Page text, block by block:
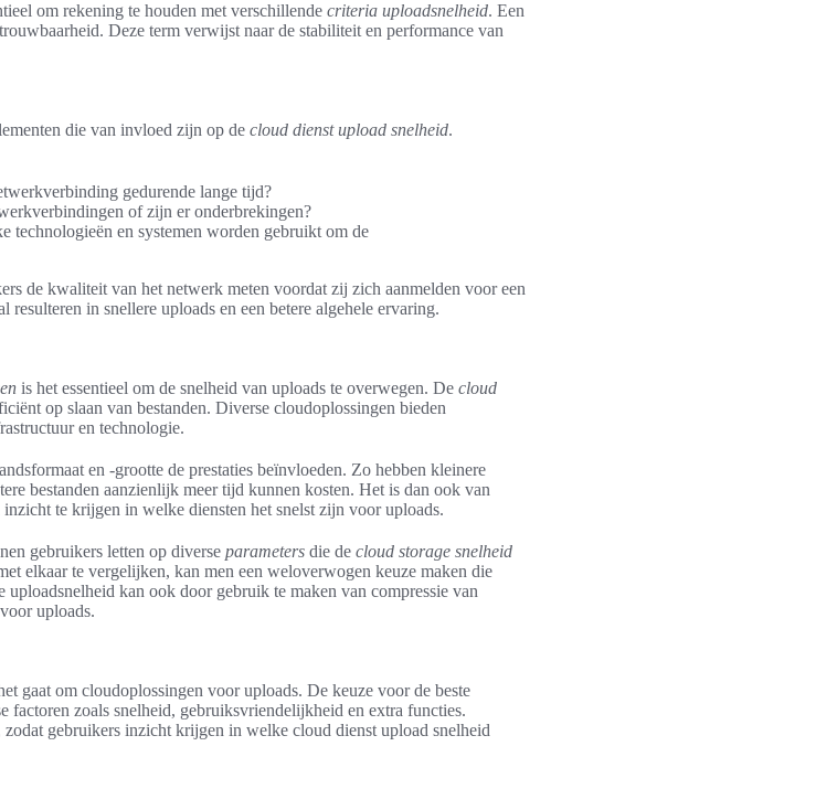
om rekening te houden met verschillende criteria uploadsnelheid. Een
Deze term verwijst naar de stabiliteit en performance van
die van invloed zijn op de cloud dienst upload snelheid.
gedurende lange tijd?
of zijn er onderbrekingen?
technologieën en systemen worden gebruikt om de
de kwaliteit van het netwerk meten voordat zij zich aanmelden voor een
in snellere uploads en een betere algehele ervaring.
is het essentieel om de snelheid van uploads te overwegen. De cloud
op slaan van bestanden. Diverse cloudoplossingen bieden
en technologie.
en -grootte de prestaties beïnvloeden. Zo hebben kleinere
bestanden aanzienlijk meer tijd kunnen kosten. Het is dan ook van
te krijgen in welke diensten het snelst zijn voor uploads.
gebruikers letten op diverse parameters die de cloud storage snelheid
elkaar te vergelijken, kan men een weloverwogen keuze maken die
kan ook door gebruik te maken van compressie van
uploads.
gaat om cloudoplossingen voor uploads. De keuze voor de beste
factoren zoals snelheid, gebruiksvriendelijkheid en extra functies.
gebruikers inzicht krijgen in welke cloud dienst upload snelheid